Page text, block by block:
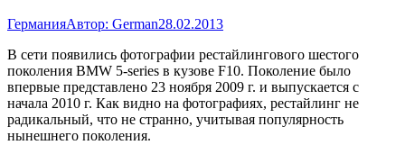
ГерманияАвтор: German28.02.2013
В сети появились фотографии рестайлингового шестого
поколения BMW 5-series в кузове F10. Поколение было
впервые представлено 23 ноября 2009 г. и выпускается с
начала 2010 г. Как видно на фотографиях, рестайлинг не
радикальный, что не странно, учитывая популярность
нынешнего поколения.